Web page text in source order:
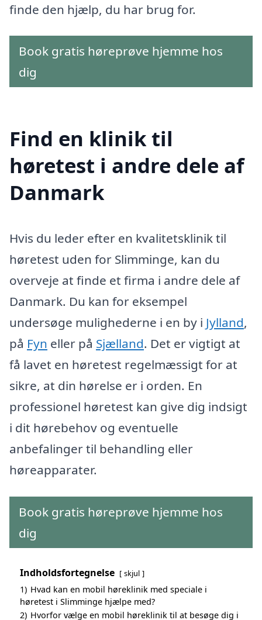
finde den hjælp, du har brug for.
Book gratis høreprøve hjemme hos
dig
Find en klinik til
høretest i andre dele af
Danmark
Hvis du leder efter en kvalitetsklinik til
høretest uden for Slimminge, kan du
overveje at finde et firma i andre dele af
Danmark. Du kan for eksempel
undersøge mulighederne i en by i Jylland,
på Fyn eller på Sjælland. Det er vigtigt at
få lavet en høretest regelmæssigt for at
sikre, at din hørelse er i orden. En
professionel høretest kan give dig indsigt
i dit hørebehov og eventuelle
anbefalinger til behandling eller
høreapparater.
Book gratis høreprøve hjemme hos
dig
Indholdsfortegnelse skjul
1) Hvad kan en mobil høreklinik med speciale i
høretest i Slimminge hjælpe med?
2) Hvorfor vælge en mobil høreklinik til at besøge dig i